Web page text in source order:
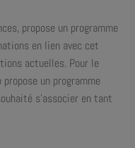
propose un programme
en lien avec cet
actuelles. Pour le
un programme
s’associer en tant